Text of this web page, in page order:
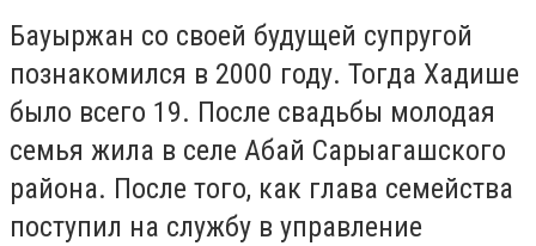
Бауыржан со своей будущей супругой
познакомился в 2000 году. Тогда Хадише
было всего 19. После свадьбы молодая
семья жила в селе Абай Сарыагашского
района. После того, как глава семейства
поступил на службу в управление